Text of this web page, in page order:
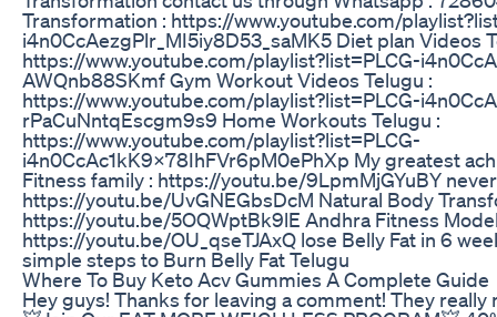
Transformation : https://www.youtube.com/
i4n0CcAezgPlr_MI5iy8D53_saMK5 Diet plan Videos
https://www.youtube.com/playlist?list=PLCG-
AWQnb88SKmf Gym Workout Videos Telugu :
https://www.youtube.com/playlist?list=PLCG-
rPaCuNntqEscgm9s9 Home Workouts Telugu :
https://www.youtube.com/playlist?list=PLCG-
i4n0CcAc1kK9x78IhFVr6pM0ePhXp My greatest
Fitness family : https://youtu.be/9LpmMjGYuBY
https://youtu.be/UvGNEGbsDcM Natural Body
https://youtu.be/5OQWptBk9lE Andhra Fitness
https://youtu.be/OU_qseTJAxQ lose Belly Fat in 6
simple steps to Burn Belly Fat Telugu
Where To Buy Keto Acv Gummies A Complete Guide
Hey guys! Thanks for leaving a comment! They really